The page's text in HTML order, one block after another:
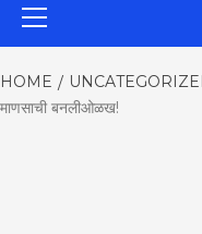
HOME
माणसाची बनलीओळख!